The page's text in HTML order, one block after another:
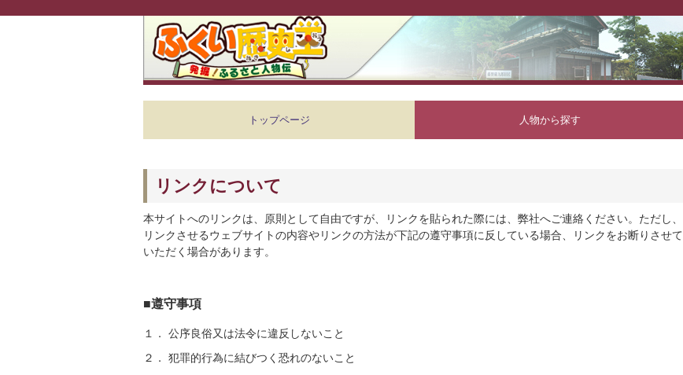
トップページ 人物から探す
リンクについて
本サイトへのリンクは、原則として自由ですが、リンクを貼られた際には、弊社へご連絡ください。ただし、
リンクさせるウェブサイトの内容やリンクの方法が下記の遵守事項に反している場合、リンクをお断りさせて
いただく場合があります。
■遵守事項
１． 公序良俗又は法令に違反しないこと
２． 犯罪的行為に結びつく恐れのないこと